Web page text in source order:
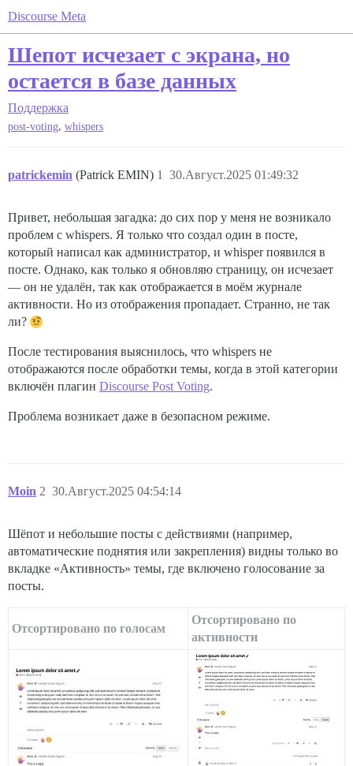
Discourse Meta
Шепот исчезает с экрана, но
остается в базе данных
Поддержка
post-voting, whispers
patrickemin (Patrick EMIN) 30.Август.2025 01:49:32
1
Привет, небольшая загадка: до сих пор у меня не возникало
проблем с whispers. Я только что создал один в посте,
который написал как администратор, и whisper появился в
посте. Однако, как только я обновляю страницу, он исчезает
— он не удалён, так как отображается в моём журнале
активности. Но из отображения пропадает. Странно, не так
ли?
После тестирования выяснилось, что whispers не
отображаются после обработки темы, когда в этой категории
включён плагин Discourse Post Voting.
Проблема возникает даже в безопасном режиме.
Moin 30.Август.2025 04:54:14
2
Шёпот и небольшие посты с действиями (например,
автоматические поднятия или закрепления) видны только во
вкладке «Активность» темы, где включено голосование за
посты.
Отсортировано по голосам
Отсортировано по
активности